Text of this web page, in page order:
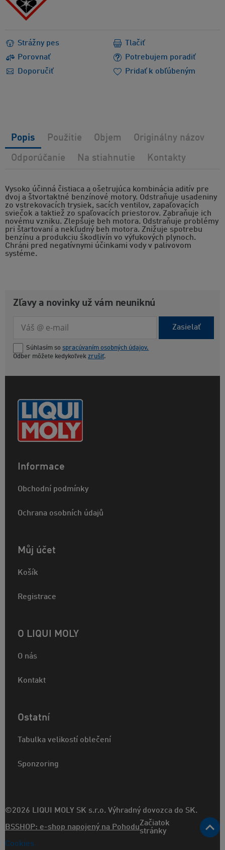
Strážny pes
Porovnať
Potrebujem poradiť
Doporučiť
Tlačiť
Pridať k obľúbeným
Vysoko účinná čistiaca a ošetrujúca kombinácia aditív pre
dvoj a štvortaktné benzínové motory. Odstraňuje usadeniny
zo vstrekovacích trysiek, sacích ventilov, zapaľovacích
sviečok a taktiež zo spaľovacích priestorov. Zabraňuje ich
novému vzniku. Zlepšuje beh motora. Odstraňuje problémy
pri štartovaní a nekľudný beh motora. Znižuje spotrebu
benzínu a produkciu škodlivín vo výfukových plynoch.
Chráni pred negatívnymi účinkami vody v palivovom
systéme.
Popis Použitie Objem Originálny názov
Odporúčanie Na stiahnutie Kontakty
Zľavy a novinky už vám neuniknú
Zasielať
Súhlasím so spracúvaním osobných údajov.
Odber môžete kedykoľvek zrušiť.
Informace
Obchodní podmínky
Ochrana osobních údajů
Můj účet
Košík
Registrace
O LIQUI MOLY
O nás
Kontakt
Ostatní
Tabulka velikostí oblečení
Sponzoring
©2026 LIQUI MOLY SK s.r.o. Výhradný dovozca do SK.
BSSHOP: e-shop napojený na PohoduZačiatok
stránky
Cookies